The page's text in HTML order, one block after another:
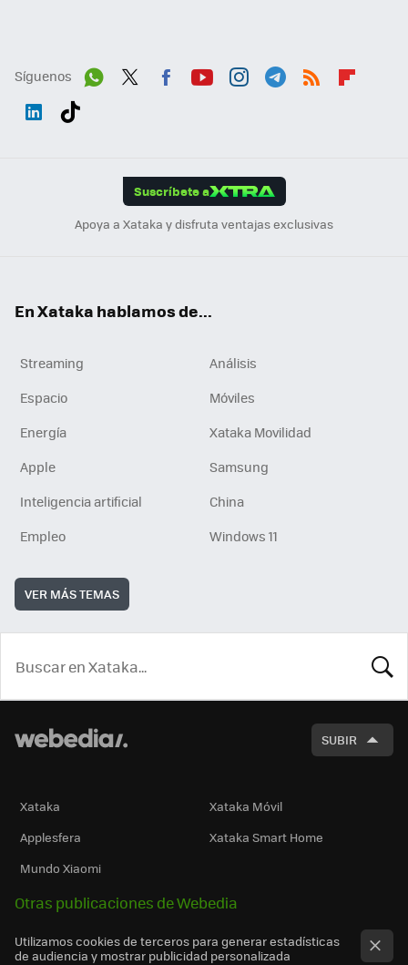
Síguenos
Suscríbete a
Apoya a Xataka y disfruta ventajas exclusivas
En Xataka hablamos de...
Streaming
Análisis
Espacio
Móviles
Energía
Xataka Movilidad
Apple
Samsung
Inteligencia artificial
China
Empleo
Windows 11
VER MÁS TEMAS
SUBIR
Xataka
Xataka Móvil
Applesfera
Xataka Smart Home
Mundo Xiaomi
Otras publicaciones de Webedia
Utilizamos cookies de terceros para generar estadísticas
de audiencia y mostrar publicidad personalizada